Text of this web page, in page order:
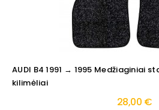
AUDI B4 1991 → 1995 Medžiaginiai
kilimėliai
28,00 €